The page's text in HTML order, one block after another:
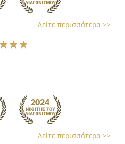
Δείτε περισσότερα >>
Δείτε περισσότερα >>